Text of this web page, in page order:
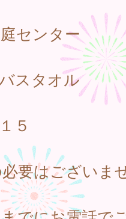
センター
スタオル
５
要はございま